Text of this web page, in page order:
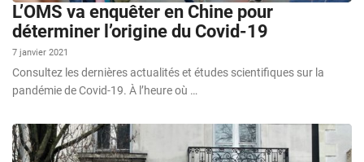
L’OMS va enquêter en Chine pour
déterminer l’origine du Covid-19
7 janvier 2021
Consultez les dernières actualités et études scientifiques sur la
pandémie de Covid-19. À l’heure où …